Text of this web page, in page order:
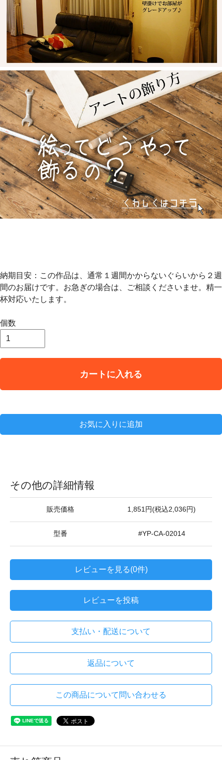
納期目安：この作品は、通常１週間かからないぐらいから２週
間のお届けです。お急ぎの場合は、ご相談くださいませ。精一
杯対応いたします。
個数
カートに入れる
お気に入りに追加
その他の詳細情報
販売価格 1,851円(税込2,036円)
型番 #YP-CA-02014
レビューを見る(0件)
レビューを投稿
支払い・配送について
返品について
この商品について問い合わせる